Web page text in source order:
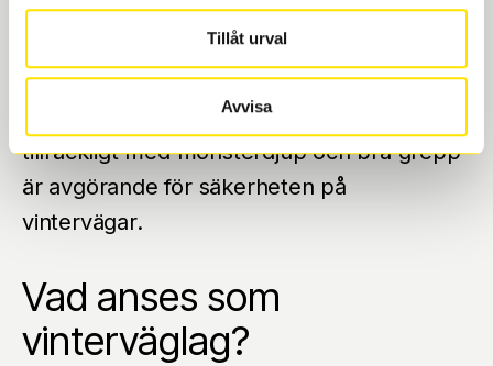
Tillåt urval
Avvisa
dina däckval efter rådande väglag. Om det
finns snö och is på vägarna, kan det vara
säkrare att använda vinterdäck (med eller
utan dubbar), oavsett datum. Att ha
tillräckligt med mönsterdjup och bra grepp
är avgörande för säkerheten på
vintervägar.
Vad anses som
vinterväglag?